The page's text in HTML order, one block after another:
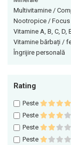
Vitamine bărbați /
Îngrijire personală
Himalaya
Insulated
JNX Sports
Kaged
MEX
Muscle Pharm
Muscletech
Mutant
Multivitamine /
Nootropice / Focus
Vitamine A, B, C, D,
Vitamine bărbați /
Îngrijire personală
Rating
Peste
Peste
Peste
Peste